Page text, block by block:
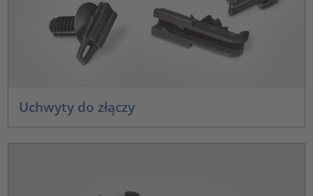
Uchwyty do złączy